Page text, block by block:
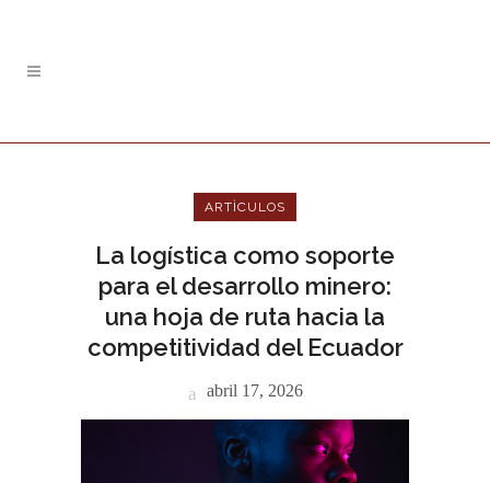
ARTÌCULOS
La logística como soporte
para el desarrollo minero:
una hoja de ruta hacia la
competitividad del Ecuador
abril 17, 2026